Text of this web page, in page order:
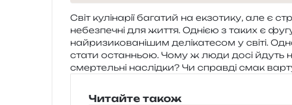
Світ кулі­на­рії бага­тий на екзо­ти­ку, але є
небез­пе­чні для життя. Однією з таких є
най­ри­зи­ко­ва­ні­шим делі­ка­те­сом у світі.
стати остан­ньою. Чому ж люди досі йдуть
смер­тель­ні наслід­ки? Чи справ­ді смак
Читайте також